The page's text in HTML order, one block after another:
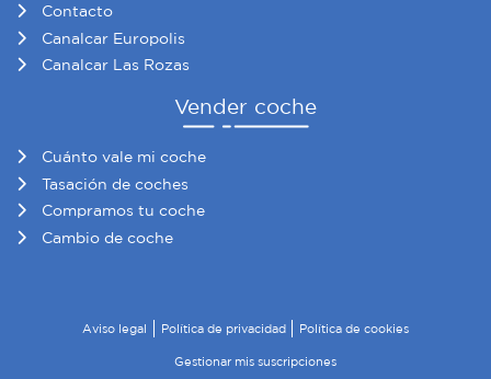
Contacto
Canalcar Europolis
Canalcar Las Rozas
Vender coche
Cuánto vale mi coche
Tasación de coches
Compramos tu coche
Cambio de coche
Aviso legal Política de privacidad Política de cookies
Gestionar mis suscripciones